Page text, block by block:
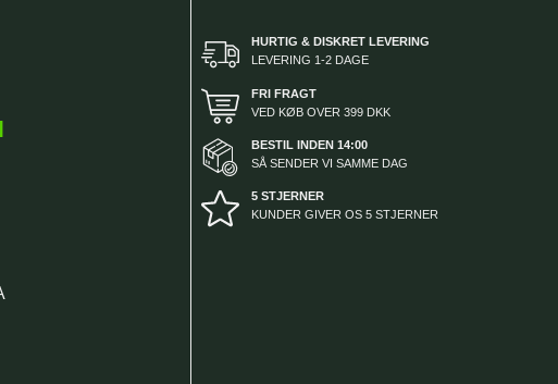
HURTIG & DISKRET LEVERING
LEVERING 1-2 DAGE
FRI FRAGT
VED KØB OVER 399 DKK
BESTIL INDEN 14:00
SÅ SENDER VI SAMME DAG
5 STJERNER
KUNDER GIVER OS 5 STJERNER